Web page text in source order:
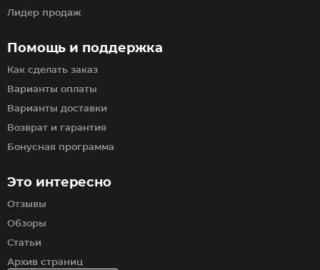
Помощь и поддержка
Как сделать заказ
Варианты оплаты
Варианты доставки
Возврат и гарантия
Бонусная программа
Лидер продаж
Это интересно
Отзывы
Обзоры
Статьи
Архив страниц